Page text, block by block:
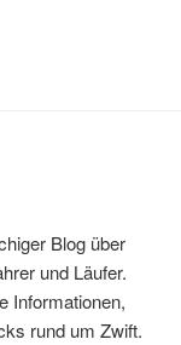
Blog über
und Läufer.
Informationen,
rund um Zwift.